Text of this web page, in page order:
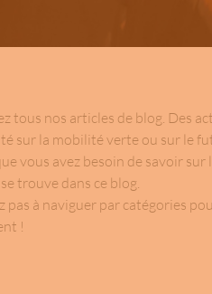
tous nos articles de blog. Des
sur la mobilité verte ou sur le
vous avez besoin de savoir
trouve dans ce blog.
pas à naviguer par catégories
!